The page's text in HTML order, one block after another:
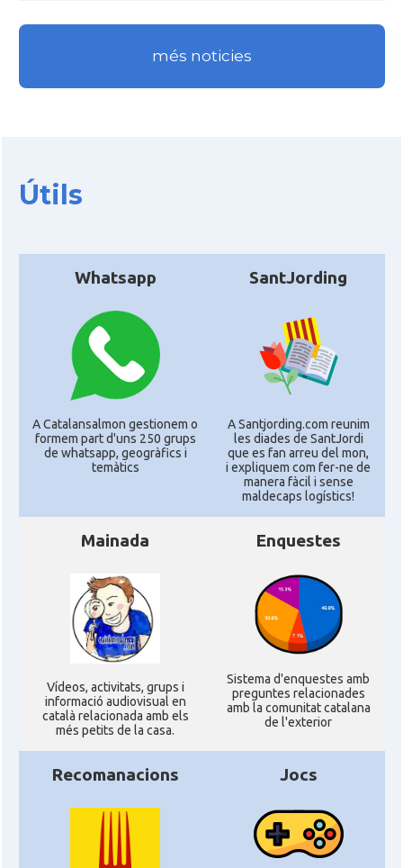
més noticies
Útils
Whatsapp
A Catalansalmon gestionem o
formem part d'uns 250 grups
de whatsapp, geogràfics i
temàtics
SantJording
A Santjording.com reunim
les diades de SantJordi
que es fan arreu del mon,
i expliquem com fer-ne de
manera fàcil i sense
maldecaps logí­stics!
Mainada
Ví­deos, activitats, grups i
informació audiovisual en
català relacionada amb els
més petits de la casa.
Enquestes
Sistema d'enquestes amb
preguntes relacionades
amb la comunitat catalana
de l'exterior
Recomanacions Jocs